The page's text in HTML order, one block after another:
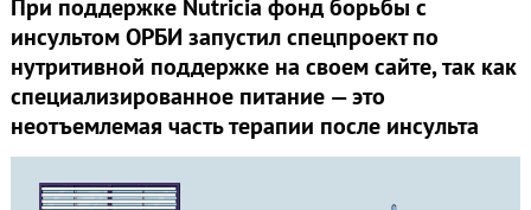
При поддержке Nutricia фонд борьбы с
инсультом ОРБИ запустил спецпроект по
нутритивной поддержке на своем сайте, так как
специализированное питание — это
неотъемлемая часть терапии после инсульта